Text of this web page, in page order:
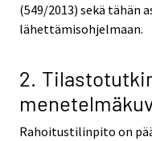
(549/2013) sekä tähän
lähettämisohjelmaan.
2.
Rahoitustilinpito on